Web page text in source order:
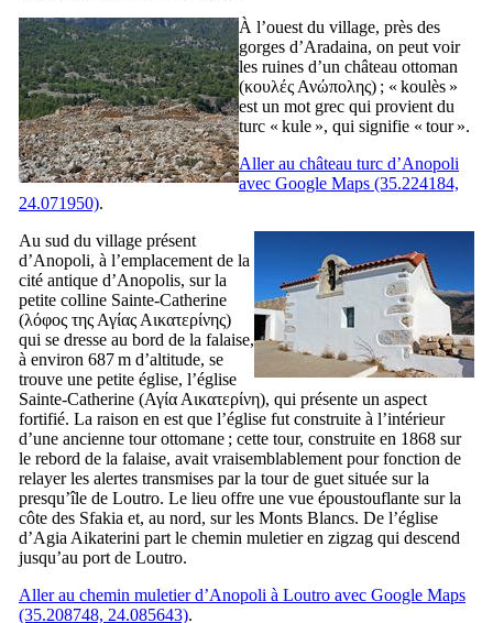
À l’ouest du village, près des
gorges d’Aradaina, on peut voir
les ruines d’un château ottoman
(κουλές Ανώπολης) ; « koulès »
est un mot grec qui provient du
turc « kule », qui signifie « tour ».
Aller au château turc d’Anopoli
avec Google Maps (35.224184,
24.071950).
Au sud du village présent
d’Anopoli, à l’emplacement de la
cité antique d’Anopolis, sur la
petite colline Sainte-Catherine
(λόφος της Αγίας Αικατερίνης)
qui se dresse au bord de la falaise,
à environ 687 m d’altitude, se
trouve une petite église, l’église
Sainte-Catherine (Αγία Αικατερίνη), qui présente un aspect
fortifié. La raison en est que l’église fut construite à l’intérieur
d’une ancienne tour ottomane ; cette tour, construite en 1868 sur
le rebord de la falaise, avait vraisemblablement pour fonction de
relayer les alertes transmises par la tour de guet située sur la
presqu’île de Loutro. Le lieu offre une vue époustouflante sur la
côte des Sfakia et, au nord, sur les Monts Blancs. De l’église
d’Agia Aikaterini part le chemin muletier en zigzag qui descend
jusqu’au port de Loutro.
Aller au chemin muletier d’Anopoli à Loutro avec Google Maps
(35.208748, 24.085643).